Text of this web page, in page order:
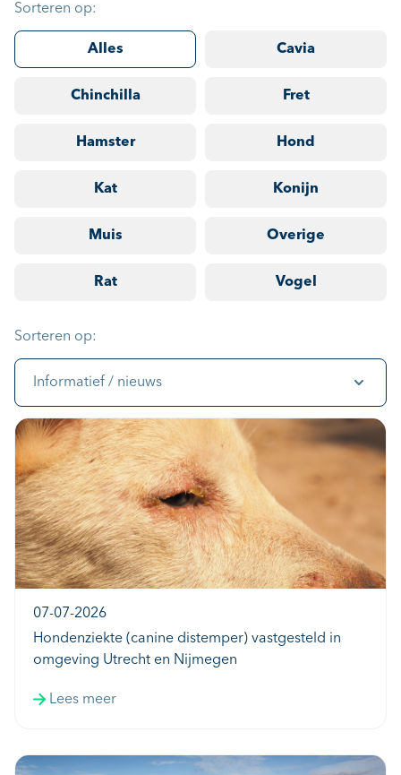
Sorteren op:
Alles Cavia
Chinchilla Fret
Hamster Hond
Kat Konijn
Muis Overige
Rat Vogel
Sorteren op:
Informatief / nieuws
07-07-2026
Hondenziekte (canine distemper) vastgesteld in
omgeving Utrecht en Nijmegen
Lees meer